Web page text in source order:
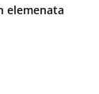
elemenata